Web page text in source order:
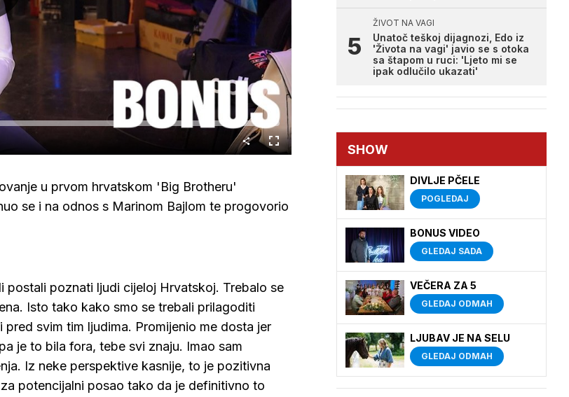
Cijeli
zaslon
u prvom hrvatskom 'Big Brotheru'
se i na odnos s Marinom Bajlom te progovorio
postali poznati ljudi cijeloj Hrvatskoj. Trebalo se
Isto tako kako smo se trebali prilagoditi
svim tim ljudima. Promijenio me dosta jer
je to bila fora, tebe svi znaju. Imao sam
Iz neke perspektive kasnije, to je pozitivna
potencijalni posao tako da je definitivno to
ŽIVOT NA VAGI
Unatoč teškoj dijagnozi, Edo iz
'Života na vagi' javio se s otoka
sa štapom u ruci: 'Ljeto mi se
ipak odlučilo ukazati'
SHOW
DIVLJE PČELE
POGLEDAJ
BONUS VIDEO
GLEDAJ SADA
VEČERA ZA 5
GLEDAJ ODMAH
LJUBAV JE NA SELU
GLEDAJ ODMAH